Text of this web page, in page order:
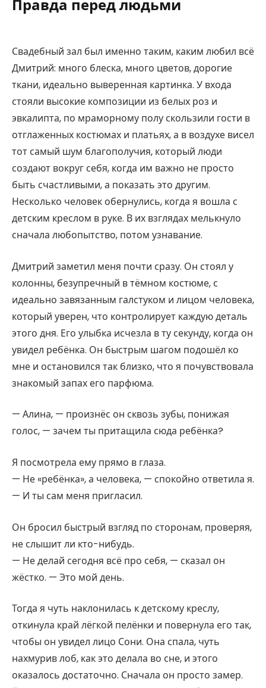
Правда перед людьми
Свадебный зал был именно таким, каким любил всё
Дмитрий: много блеска, много цветов, дорогие
ткани, идеально выверенная картинка. У входа
стояли высокие композиции из белых роз и
эвкалипта, по мраморному полу скользили гости в
отглаженных костюмах и платьях, а в воздухе висел
тот самый шум благополучия, который люди
создают вокруг себя, когда им важно не просто
быть счастливыми, а показать это другим.
Несколько человек обернулись, когда я вошла с
детским креслом в руке. В их взглядах мелькнуло
сначала любопытство, потом узнавание.
Дмитрий заметил меня почти сразу. Он стоял у
колонны, безупречный в тёмном костюме, с
идеально завязанным галстуком и лицом человека,
который уверен, что контролирует каждую деталь
этого дня. Его улыбка исчезла в ту секунду, когда он
увидел ребёнка. Он быстрым шагом подошёл ко
мне и остановился так близко, что я почувствовала
знакомый запах его парфюма.
— Алина, — произнёс он сквозь зубы, понижая
голос, — зачем ты притащила сюда ребёнка?
Я посмотрела ему прямо в глаза.
— Не «ребёнка», а человека, — спокойно ответила я.
— И ты сам меня пригласил.
Он бросил быстрый взгляд по сторонам, проверяя,
не слышит ли кто-нибудь.
— Не делай сегодня всё про себя, — сказал он
жёстко. — Это мой день.
Тогда я чуть наклонилась к детскому креслу,
откинула край лёгкой пелёнки и повернула его так,
чтобы он увидел лицо Сони. Она спала, чуть
нахмурив лоб, как это делала во сне, и этого
оказалось достаточно. Сначала он просто замер.